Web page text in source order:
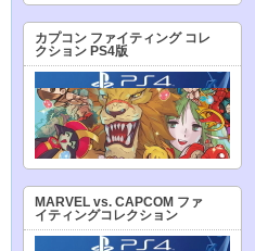
カプコン ファイティング コレ
クション PS4版
MARVEL vs. CAPCOM ファ
イティングコレクション